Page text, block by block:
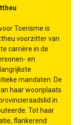
Toerisme is
voorzitter van
carrière in de
en
mandaten. De
haar woonplaats
in
Tot haar
flankerend